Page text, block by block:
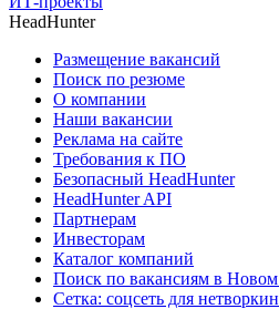
HeadHunter
Размещение вакансий
Поиск по резюме
О компании
Наши вакансии
Реклама на сайте
Требования к ПО
Безопасный HeadHunter
HeadHunter API
Партнерам
Инвесторам
Каталог компаний
Поиск по вакансиям в
Сетка: соцсеть для